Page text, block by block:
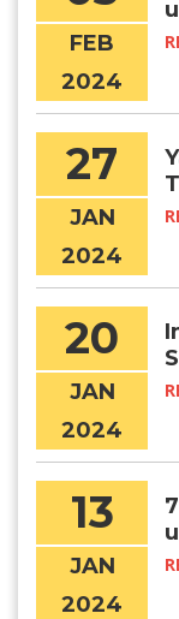
FEB
2024
27
JAN
2024
20
JAN
2024
13
JAN
2024